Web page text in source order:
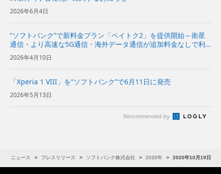
2026年6月4日
“ソフトバンク”で新料金プラン「ペイトク2」を提供開始～衛星
通信・より高速な5G通信・海外データ通信が追加料金なしで利
用でき、経済圏特典の拡充でPayPayポイント付与率が従来プラ
ンの2倍に～
2026年4月10日
「Xperia 1 VIII」を“ソフトバンク”で6月11日に発売
2026年5月13日
Recommended by
ニュース プレスリリース ソフトバンク株式会社 2020年 2020年10月19日